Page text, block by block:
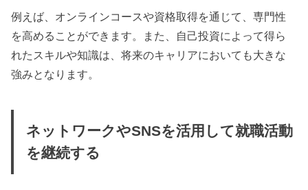
例えば、オンラインコースや資格取得を通じて、専門性
を高めることができます。また、自己投資によって得ら
れたスキルや知識は、将来のキャリアにおいても大きな
強みとなります。
ネットワークやSNSを活用して就職活動
を継続する